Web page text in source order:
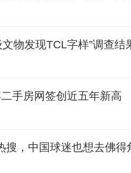
物发现TCL字样”调查结
手房网签创近五年新高
搜，中国球迷也想去佛得